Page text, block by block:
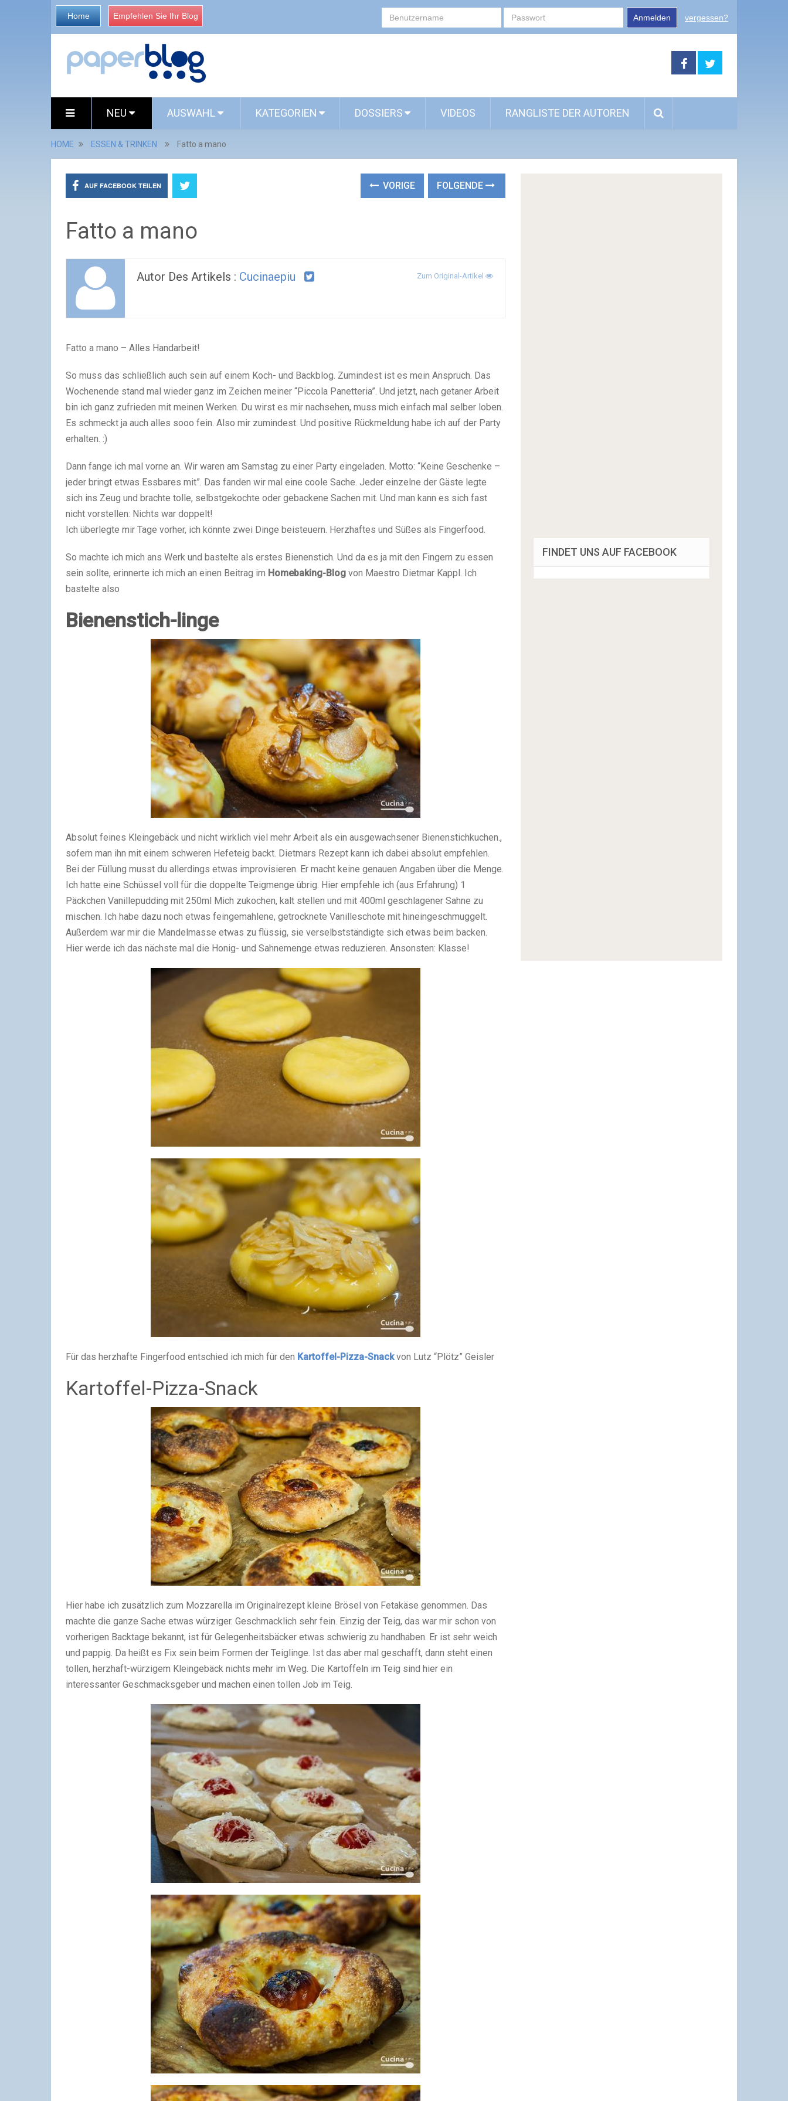
Home Empfehlen Sie Ihr Blog Anmelden vergessen?
NEU AUSWAHL KATEGORIEN DOSSIERS VIDEOS RANGLISTE DER AUTOREN
HOME ESSEN & TRINKEN Fatto a mano
AUF FACEBOOK TEILEN VORIGE FOLGENDE
Fatto a mano
Autor Des Artikels : Cucinaepiu Zum Original-Artikel
Fatto a mano – Alles Handarbeit!
So muss das schließlich auch sein auf einem Koch- und Backblog. Zumindest ist es mein Anspruch. Das
Wochenende stand mal wieder ganz im Zeichen meiner “Piccola Panetteria”. Und jetzt, nach getaner Arbeit
bin ich ganz zufrieden mit meinen Werken. Du wirst es mir nachsehen, muss mich einfach mal selber loben.
Es schmeckt ja auch alles sooo fein. Also mir zumindest. Und positive Rückmeldung habe ich auf der Party
erhalten. :)
Dann fange ich mal vorne an. Wir waren am Samstag zu einer Party eingeladen. Motto: “Keine Geschenke –
jeder bringt etwas Essbares mit”. Das fanden wir mal eine coole Sache. Jeder einzelne der Gäste legte
sich ins Zeug und brachte tolle, selbstgekochte oder gebackene Sachen mit. Und man kann es sich fast
nicht vorstellen: Nichts war doppelt!
Ich überlegte mir Tage vorher, ich könnte zwei Dinge beisteuern. Herzhaftes und Süßes als Fingerfood.
So machte ich mich ans Werk und bastelte als erstes Bienenstich. Und da es ja mit den Fingern zu essen
sein sollte, erinnerte ich mich an einen Beitrag im Homebaking-Blog von Maestro Dietmar Kappl. Ich
bastelte also
Bienenstich-linge
Absolut feines Kleingebäck und nicht wirklich viel mehr Arbeit als ein ausgewachsener Bienenstichkuchen.,
sofern man ihn mit einem schweren Hefeteig backt. Dietmars Rezept kann ich dabei absolut empfehlen.
Bei der Füllung musst du allerdings etwas improvisieren. Er macht keine genauen Angaben über die Menge.
Ich hatte eine Schüssel voll für die doppelte Teigmenge übrig. Hier empfehle ich (aus Erfahrung) 1
Päckchen Vanillepudding mit 250ml Mich zukochen, kalt stellen und mit 400ml geschlagener Sahne zu
mischen. Ich habe dazu noch etwas feingemahlene, getrocknete Vanilleschote mit hineingeschmuggelt.
Außerdem war mir die Mandelmasse etwas zu flüssig, sie verselbstständigte sich etwas beim backen.
Hier werde ich das nächste mal die Honig- und Sahnemenge etwas reduzieren. Ansonsten: Klasse!
Für das herzhafte Fingerfood entschied ich mich für den Kartoffel-Pizza-Snackvon Lutz “Plötz” Geisler
Kartoffel-Pizza-Snack
Hier habe ich zusätzlich zum Mozzarella im Originalrezept kleine Brösel von Fetakäse genommen. Das
machte die ganze Sache etwas würziger. Geschmacklich sehr fein. Einzig der Teig, das war mir schon von
vorherigen Backtage bekannt, ist für Gelegenheitsbäcker etwas schwierig zu handhaben. Er ist sehr weich
und pappig. Da heißt es Fix sein beim Formen der Teiglinge. Ist das aber mal geschafft, dann steht einen
tollen, herzhaft-würzigem Kleingebäck nichts mehr im Weg. Die Kartoffeln im Teig sind hier ein
interessanter Geschmacksgeber und machen einen tollen Job im Teig.
FINDET UNS AUF FACEBOOK